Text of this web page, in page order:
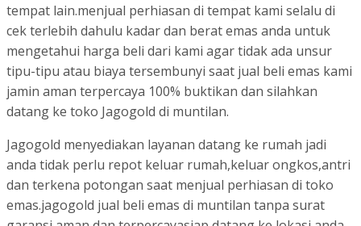
tempat lain.menjual perhiasan di tempat kami selalu di
cek terlebih dahulu kadar dan berat emas anda untuk
mengetahui harga beli dari kami agar tidak ada unsur
tipu-tipu atau biaya tersembunyi saat jual beli emas kami
jamin aman terpercaya 100% buktikan dan silahkan
datang ke toko Jagogold di muntilan.
Jagogold menyediakan layanan datang ke rumah jadi
anda tidak perlu repot keluar rumah,keluar ongkos,antri
dan terkena potongan saat menjual perhiasan di toko
emas.jagogold jual beli emas di muntilan tanpa surat